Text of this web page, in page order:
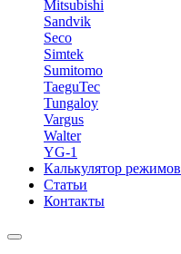
Mitsubishi
Sandvik
Seco
Simtek
Sumitomo
TaeguTec
Tungaloy
Vargus
Walter
YG-1
Калькулятор режимов
Статьи
Контакты